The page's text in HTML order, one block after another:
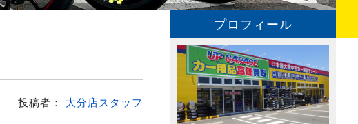
投稿者： 大分店スタッフ
プロフィール